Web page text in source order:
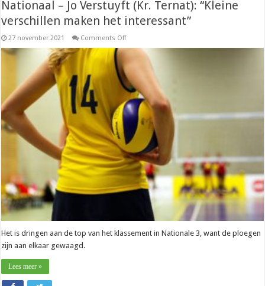
Nationaal – Jo Verstuyft (Kr. Ternat): “Kleine
verschillen maken het interessant”
27 november 2021 Comments Offon
–
(Kr.
Ternat):
“Kleine
verschillen
maken
het
interessant”
Het is dringen aan de top van het klassement in Nationale 3, want de ploegen
zijn aan elkaar gewaagd.
Lees meer »